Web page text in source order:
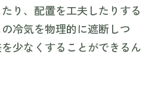
り、配置を工夫したりする
冷気を物理的に遮断しつ
少なくすることができるん